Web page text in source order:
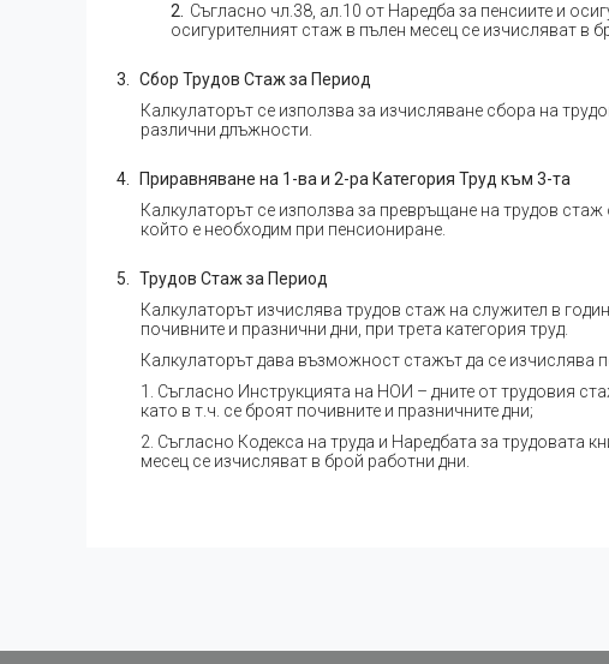
Съгласно чл.38, ал.10 от Наредба за пенсиите и
осигурителният стаж в пълен месец се изчисляват в
Сбор Трудов Стаж за Период
Калкулаторът се използва за изчисляване сбора на
различни длъжности.
Приравняване на 1-ва и 2-ра Категория Труд към 3-та
Калкулаторът се използва за превръщане на трудов стаж
който е необходим при пенсиониране.
Трудов Стаж за Период
Калкулаторът изчислява трудов стаж на служител в
почивните и празнични дни, при трета категория труд.
Калкулаторът дава възможност стажът да се изчислява
1. Съгласно Инструкцията на НОИ – дните от трудовия
като в т.ч. се броят почивните и празничните дни;
2. Съгласно Кодекса на труда и Наредбата за трудовата
месец се изчисляват в брой работни дни.